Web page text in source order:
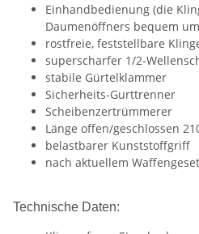
Einhandbedienung (die
Daumenöffners bequem
rostfreie, feststellbare
superscharfer 1/2-
stabile Gürtelklammer
Sicherheits-Gurttrenner
Scheibenzertrümmerer
Länge offen/geschlossen
belastbarer Kunststoffgriff
nach aktuellem
Technische Daten: